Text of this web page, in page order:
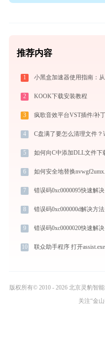
推荐内容
1
2 KOOK下载安装教程
3 疯歌音效平台VST插件/补
4 C盘满了要怎么清理文件？
5 如何向C中添加DLL文件下
6 如何安全地替换
7 错误码0xc0000095快速解决
8 错误码0xc000000d解决方法
9 错误码0xc0000020快速解决
10 联众助手程序 打开
版权所有© 2010 - 2026 北京灵豹智
关注“金